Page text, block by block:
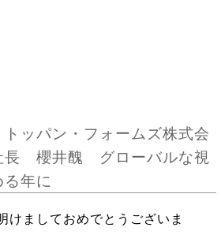
トッパン・フォームズ株式会
長 櫻井醜 グローバルな視
る年に
けましておめでとうございま